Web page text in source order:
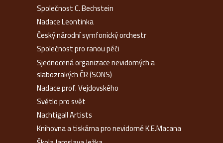
Společnost C. Bechstein
Nadace Leontinka
Český národní symfonický orchestr
Společnost pro ranou péči
Sjednocená organizace nevidomých a
slabozrakých ČR (SONS)
Nadace prof. Vejdovského
Světlo pro svět
Nachtigall Artists
Knihovna a tiskárna pro nevidomé K.E.Macana